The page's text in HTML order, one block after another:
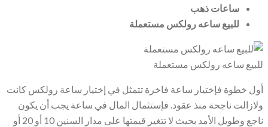
ساعات ذهب
للبيع ساعه رولكس مستعملة
للبيع ساعه رولكس مستعملة
أول خطوة فإختيار ساعة فاخرة تتمثل في إختيار ساعة رولكس كانت
ولازالت ناجحة منذ عقود. فإستثمال المال في ساعة يجب أن يكون
ناجع وطويل الأمد بحيث لا تتغير قيمتها على مدار السنين 10 أو 20 أو